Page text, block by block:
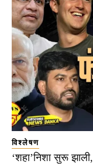
विश्लेषण
‘शहा’निशा सुरू